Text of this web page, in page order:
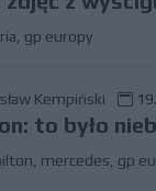
gp europy
Kempiński
to było
mercedes gp